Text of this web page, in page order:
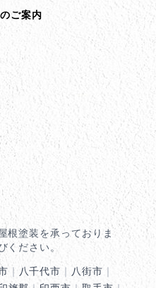
ご案内
根塗装を承っておりま
ください。
｜ 八千代市 ｜ 八街市 ｜